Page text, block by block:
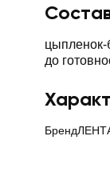
до
Бренд